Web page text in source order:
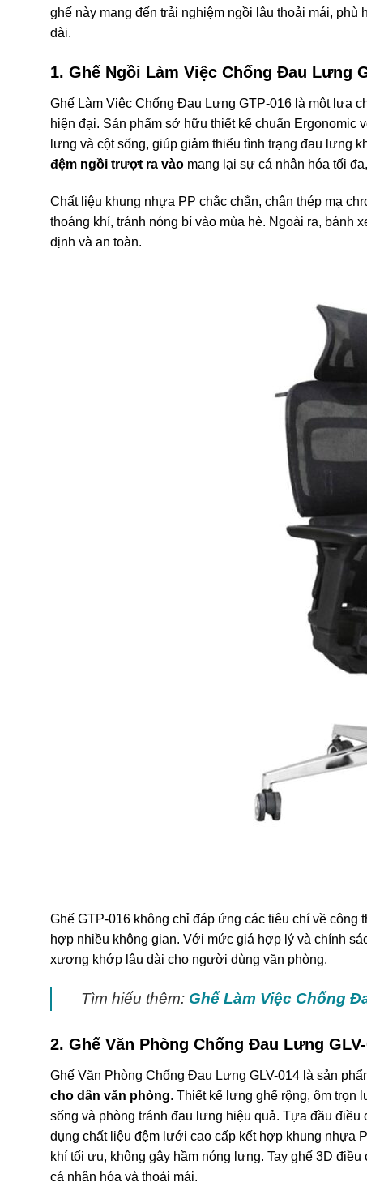
ghế này mang đến trải nghiệm ngồi lâu thoải mái,
dài.
1. Ghế Ngồi Làm Việc Chống Đau Lưng
Ghế Làm Việc Chống Đau Lưng GTP-016 là một lựa
hiện đại. Sản phẩm sở hữu thiết kế chuẩn Ergonomic
lưng và cột sống, giúp giảm thiểu tình trạng đau lưng
đệm ngồi trượt ra vào mang lại sự cá nhân hóa tối
Chất liệu khung nhựa PP chắc chắn, chân thép mạ
thoáng khí, tránh nóng bí vào mùa hè. Ngoài ra, bánh
định và an toàn.
Ghế GTP-016 không chỉ đáp ứng các tiêu chí về công
hợp nhiều không gian. Với mức giá hợp lý và chính
xương khớp lâu dài cho người dùng văn phòng.
Tìm hiểu thêm: Ghế Làm Việc Chống
2. Ghế Văn Phòng Chống Đau Lưng
Ghế Văn Phòng Chống Đau Lưng GLV-014 là sản
cho dân văn phòng. Thiết kế lưng ghế rộng, ôm trọn
sống và phòng tránh đau lưng hiệu quả. Tựa đầu
dụng chất liệu đệm lưới cao cấp kết hợp khung nhựa
khí tối ưu, không gây hầm nóng lưng. Tay ghế 3D
cá nhân hóa và thoải mái.